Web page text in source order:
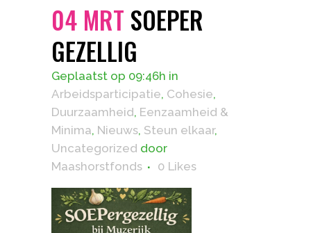
04 MRT SOEPER
GEZELLIG
Geplaatst op 09:46h in
Arbeidsparticipatie, Cohesie,
Duurzaamheid, Eenzaamheid &
Minima, Nieuws, Steun elkaar,
Uncategorized door
Maashorstfonds
0 Likes